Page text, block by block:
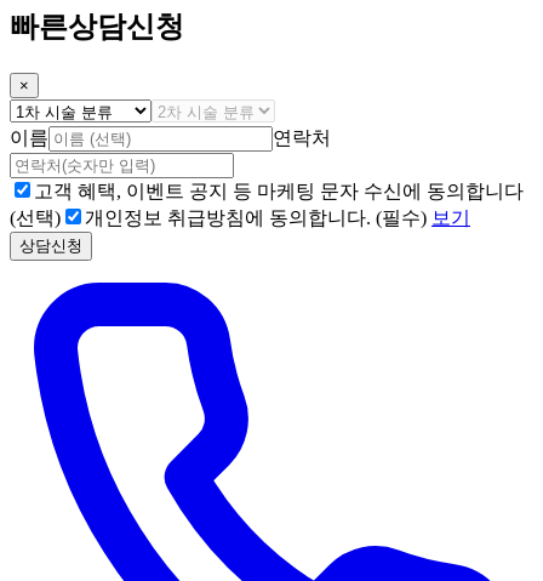
빠른상담신청
×
이름 연락처
고객 혜택, 이벤트 공지 등 마케팅 문자 수신에 동의합니다
(선택)
개인정보 취급방침에 동의합니다. (필수) 보기
상담신청